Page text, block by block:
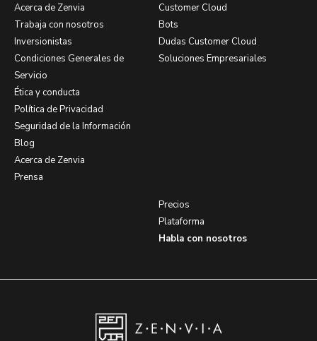
Acerca de Zenvia
Trabaja con nosotros
Inversionistas
Condiciones Generales de
Servicio
Ética y conducta
Política de Privacidad
Seguridad de la Información
Blog
Acerca de Zenvia
Prensa
Customer Cloud
Bots
Dudas Customer Cloud
Soluciones Empresariales
Precios
Plataforma
Habla con nosotros